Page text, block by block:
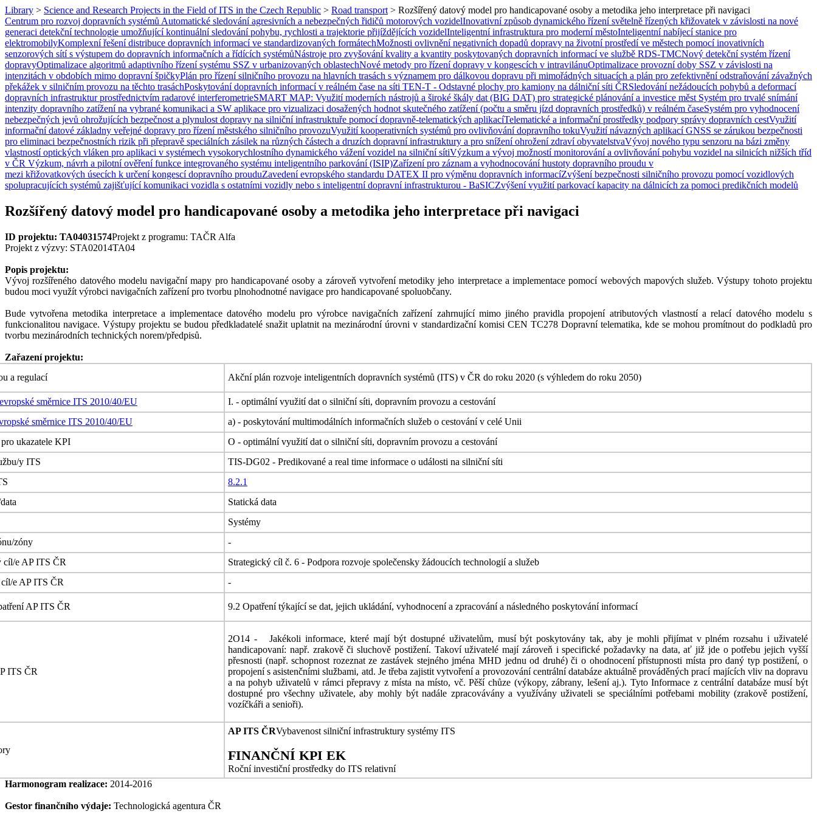
Library > Science and Research Projects in the Field of ITS in the Czech Republic > Road transport > Rozšířený datový model pro handicapované osoby a metodika jeho interpretace při navigaci
Centrum pro rozvoj dopravních systémů Automatické sledování agresivních a nebezpečných řidičů motorových vozidelInovativní způsob dynamického řízení světelně řízených křižovatek v závislosti na nové
generaci detekční technologie umožňující kontinuální sledování pohybu, rychlosti a trajektorie přijíždějících vozidelInteligentní infrastruktura pro moderní městoInteligentní nabíjecí stanice pro
elektromobilyKomplexní řešení distribuce dopravních informací ve standardizovaných formátechMožnosti ovlivnění negativních dopadů dopravy na životní prostředí ve městech pomocí inovativních
senzorových sítí s výstupem do dopravních informačních a řídících systémůNástroje pro zvyšování kvality a kvantity poskytovaných dopravních informací ve službě RDS-TMCNový detekční systém řízení
dopravyOptimalizace algoritmů adaptivního řízení systému SSZ v urbanizovaných oblastechNové metody pro řízení dopravy v kongescích v intravilánuOptimalizace provozní doby SSZ v závislosti na
intenzitách v obdobích mimo dopravní špičkyPlán pro řízení silničního provozu na hlavních trasách s významem pro dálkovou dopravu při mimořádných situacích a plán pro zefektivnění odstraňování závažných
překážek v silničním provozu na těchto trasáchPoskytování dopravních informací v reálném čase na síti TEN-T - Odstavné plochy pro kamiony na dálniční síti ČRSledování nežádoucích pohybů a deformací
dopravních infrastruktur prostřednictvím radarové interferometrieSMART MAP: Využití moderních nástrojů a široké škály dat (BIG DAT) pro strategické plánování a investice měst Systém pro trvalé snímání
intenzity dopravního zatížení na vybrané komunikaci a SW aplikace pro vizualizaci dosažených hodnot skutečného zatížení (počtu a směru jízd dopravních prostředků) v reálném časeSystém pro vyhodnocení
nebezpečných jevů ohrožujících bezpečnost a plynulost dopravy na silniční infrastruktuře pomocí dopravně-telematických aplikacíTelematické a informační prostředky podpory správy dopravních cestVyužití
informační datové základny veřejné dopravy pro řízení městského silničního provozuVyužití kooperativních systémů pro ovlivňování dopravního tokuVyužití návazných aplikací GNSS se zárukou bezpečnosti
pro eliminaci bezpečnostních rizik při přepravě speciálních zásilek na různých částech a druzích dopravní infrastruktury a pro snížení ohrožení zdraví obyvatelstvaVývoj nového typu senzoru na bázi změny
vlastností optických vláken pro aplikaci v systémech vysokorychlostního dynamického vážení vozidel na silniční sítiVýzkum a vývoj možností monitorování a ovlivňování pohybu vozidel na silnicích nižších tříd
v ČR Výzkum, návrh a pilotní ověření funkce integrovaného systému inteligentního parkování (ISIP)Zařízení pro záznam a vyhodnocování hustoty dopravního proudu v
mezi křižovatkových úsecích k určení kongescí dopravního prouduZavedení evropského standardu DATEX II pro výměnu dopravních informacíZvýšení bezpečnosti silničního provozu pomocí vozidlových
spolupracujících systémů zajišťující komunikaci vozidla s ostatními vozidly nebo s inteligentní dopravní infrastrukturou - BaSICZvýšení využití parkovací kapacity na dálnicích za pomoci predikčních modelů
Rozšířený datový model pro handicapované osoby a metodika jeho interpretace při navigaci
ID projektu: TA04031574Projekt z programu: TAČR Alfa
Projekt z výzvy: STA02014TA04
Popis projektu:
Vývoj rozšířeného datového modelu navigační mapy pro handicapované osoby a zároveň vytvoření metodiky jeho interpretace a implementace pomocí webových mapových služeb. Výstupy tohoto projektu
budou moci využít výrobci navigačních zařízení pro tvorbu plnohodnotné navigace pro handicapované spoluobčany.
Bude vytvořena metodika interpretace a implementace datového modelu pro výrobce navigačních zařízení zahrnující mimo jiného pravidla propojení atributových vlastností a relací datového modelu s
funkcionalitou navigace. Výstupy projektu se budou předkladatelé snažit uplatnit na mezinárodní úrovni v standardizační komisi CEN TC278 Dopravní telematika, kde se mohou promítnout do podkladů pro
tvorbu mezinárodních technických norem/předpisů.
Zařazení projektu:
a regulací
Akční plán rozvoje inteligentních dopravních systémů (ITS) v ČR do roku 2020 (s výhledem do roku 2050)
evropské směrnice ITS 2010/40/EU
I. - optimální využití dat o silniční síti, dopravním provozu a cestování
směrnice ITS 2010/40/EU
a) - poskytování multimodálních informačních služeb o cestování v celé Unii
ukazatele KPI
O - optimální využití dat o silniční síti, dopravním provozu a cestování
y ITS
TIS-DG02 - Predikované a real time informace o události na silniční síti
8.2.1
Statická data
Systémy
zóny
-
cíl/e AP ITS ČR
Strategický cíl č. 6 - Podpora rozvoje společensky žádoucích technologií a služeb
e AP ITS ČR
-
AP ITS ČR 9.2 Opatření týkající se dat, jejich ukládání, vyhodnocení a zpracování a následného poskytování informací
ITS ČR
2O14 - Jakékoli informace, které mají být dostupné uživatelům, musí být poskytovány tak, aby je mohli přijímat v plném rozsahu i uživatelé
handicapovaní: např. zrakově či sluchově postižení. Takoví uživatelé mají zároveň i specifické požadavky na data, ať již jde o potřebu jejich vyšší
přesnosti (např. schopnost rozeznat ze zastávek stejného jména MHD jednu od druhé) či o ohodnocení přístupnosti místa pro daný typ postižení, o
propojení s asistenčními službami, atd. Je třeba zajistit vytvoření a provozování centrální databáze aktuálně prováděných prací majících vliv na dopravu
a na pohyb uživatelů v rámci přepravy z místa na místo, vč. Pěší chůze (výkopy, zábrany, lešení aj.). Tyto Informace z centrální databáze musí být
dostupné pro všechny uživatele, aby mohly být nadále zpracovávány a využívány uživateli se speciálními potřebami mobility (zrakově postižení,
vozíčkáři a senioři).
AP ITS ČRVybavenost silniční infrastruktury systémy ITS
FINANČNÍ KPI EK
Roční investiční prostředky do ITS relativní
Harmonogram realizace: 2014-2016
Gestor finančního výdaje: Technologická agentura ČR